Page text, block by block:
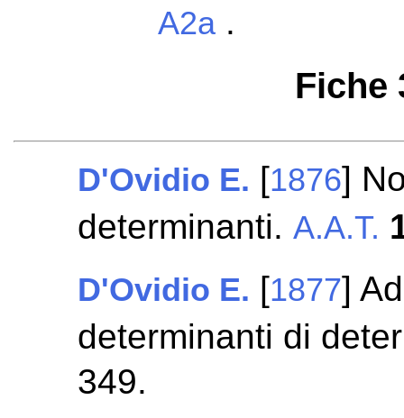
A2a .
Fiche
D'Ovidio E. [1876]
determinanti.A.A.T.
D'Ovidio E. [1877]
determinanti di
349.